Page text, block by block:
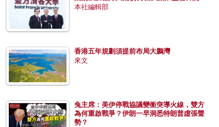
本社編輯部
香港五年規劃須提前布局大鵬灣
來文
兔主席：美伊停戰協議變衝突導火線，雙方
為何重啟戰爭？伊朗一早洞悉特朗普虛張聲
勢？